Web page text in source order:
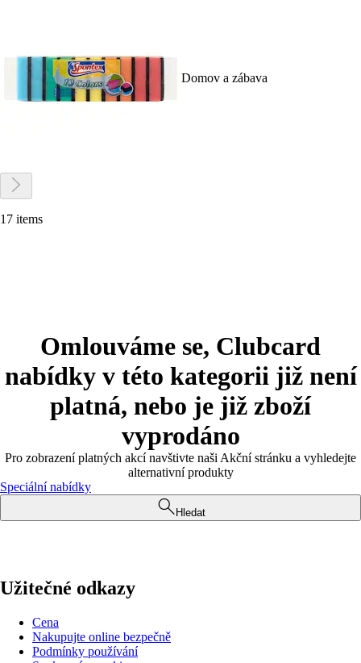
Domov a zábava
17 items
Omlouváme se, Clubcard
nabídky v této kategorii již není
platná, nebo je již zboží
vyprodáno
Pro zobrazení platných akcí navštivte naši Akční stránku a vyhledejte
alternativní produkty
Speciální nabídky
Hledat
Užitečné odkazy
Cena
Nakupujte online bezpečně
Podmínky používání